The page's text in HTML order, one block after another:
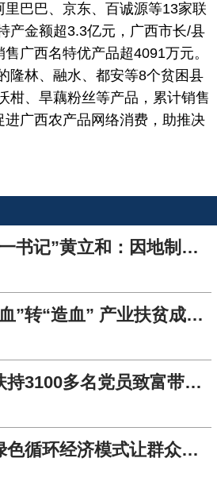
巴巴、京东、百诚源等13家联
产金额超3.3亿元，广西市长/县
售广西名特优产品超4091万元。
隆林、融水、都安等8个贫困县
柑、旱藕粉丝等产品，累计销售
广西农产品网络消费，助推决
玉林市兴业县“第一书记”黄立和：因地制宜发展种养业
玉林陆川县：“输血”转“造血” 产业扶贫成效显
玉林市兴业县：扶持3100多名党员致富带头人
玉林市陆川县：绿色循环经济模式让群众致富